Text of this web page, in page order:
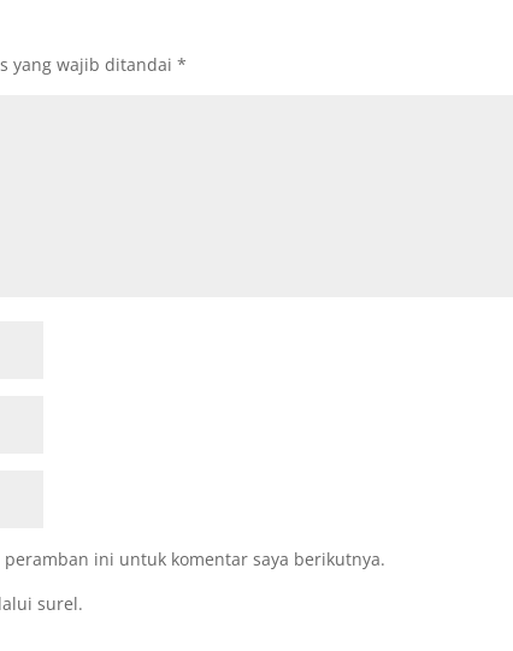
yang wajib ditandai*
ini untuk komentar saya berikutnya.
surel.